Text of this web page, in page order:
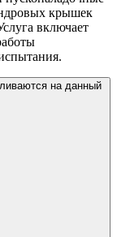
крышек
включает
на данный